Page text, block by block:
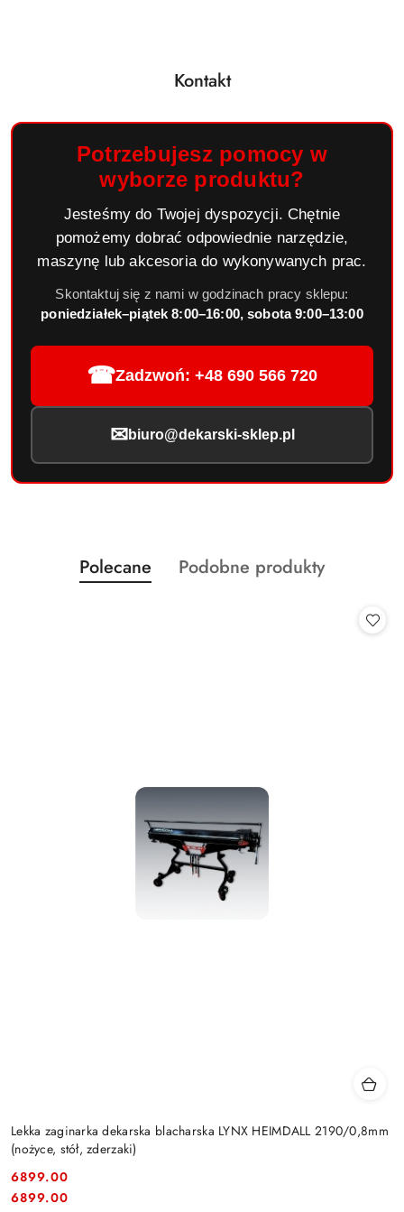
Kontakt
Potrzebujesz pomocy w
wyborze produktu?
Jesteśmy do Twojej dyspozycji. Chętnie
pomożemy dobrać odpowiednie narzędzie,
maszynę lub akcesoria do wykonywanych prac.
Skontaktuj się z nami w godzinach pracy sklepu:
poniedziałek–piątek 8:00–16:00, sobota 9:00–13:00
☎Zadzwoń: +48 690 566 720
✉ biuro@dekarski-sklep.pl
Pomiń karuzelę produktów
Produkty
o
Polecane
Produkty
Podobne produkty
Lekka zaginarka dekarska blacharska LYNX HEIMDALL 2190/0,8mm
(nożyce, stół, zderzaki)
Cena:
6899.00
Cena:
6899.00